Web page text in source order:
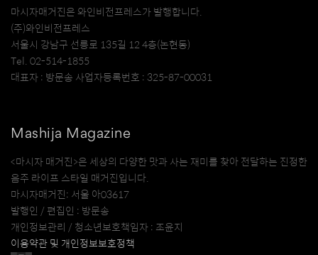
마시자매거진은 와인비전프레스가 발행합니다.
(주)와인비전프레스
서울시 강남구 선릉로 135길 12 4층(논현동)
Tel. 02-514-1855
대표자 : 방문송 사업자등록번호 : 325-87-00031
Mashija Magazine
<마시자 매거진>은 세상의 다양한 맛과 사는 재미를 찾아 전달하는 진정한
음주 라이프 스타일 매거진입니다.
마시자매거진: 서울 아03617
발행인 / 편집인 : 방문송
개인정보관리 / 청소년보호책임자 : 조윤지
이용약관 및 개인정보보호정책